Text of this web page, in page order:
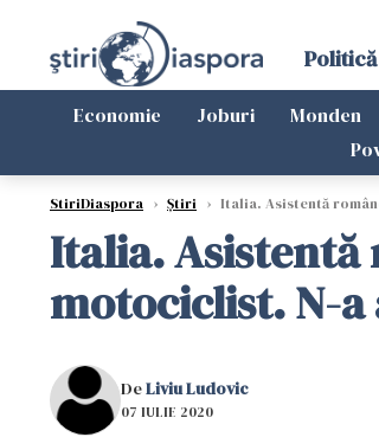
Politică
Economie Joburi Monden
StiriDiaspora › Știri › Italia. Asistentă
Italia. Asistentă
motociclist. N-a
DeLiviu Ludovic
07 IULIE 2020